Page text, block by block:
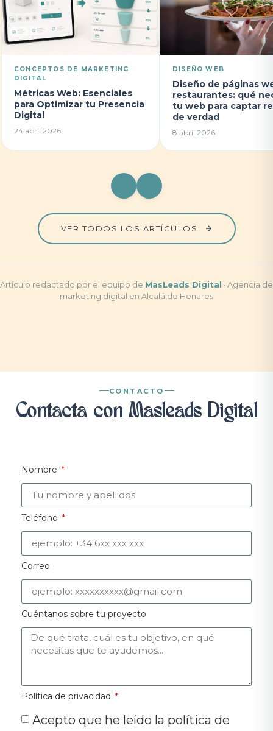
CONCEPTOS DE MARKETING
DIGITAL
Métricas Web: Esenciales
para Optimizar tu Presencia
Digital
24 abril 2026
DISEÑO WEB
Diseño de páginas
restaurantes: qué
tu web para captar
de verdad
8 abril 2026
VER TODOS LOS ARTÍCULOS
Artículo redactado por el equipo de MasLeads Digital · Agencia de
marketing digital en Alcalá de Henares
CONTACTO
Contacta con Masleads Digital
Nombre
Teléfono
Correo
Cuéntanos sobre tu proyecto
Política de privacidad
Acepto que he leído la política de